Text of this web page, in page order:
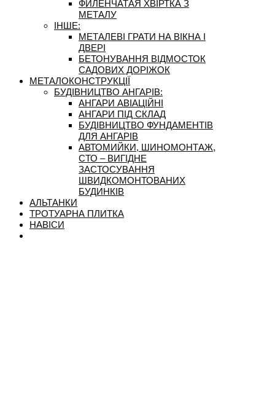
ФИЛЕНЧАТАЯ ХВІРТКА З
МЕТАЛУ
ІНШЕ:
МЕТАЛЕВІ ГРАТИ НА ВІКНА І
ДВЕРІ
БЕТОНУВАННЯ ВІДМОСТОК
САДОВИХ ДОРІЖОК
МЕТАЛОКОНСТРУКЦІЇ
БУДІВНИЦТВО АНГАРІВ:
АНГАРИ АВІАЦІЙНІ
АНГАРИ ПІД СКЛАД
БУДІВНИЦТВО ФУНДАМЕНТІВ
ДЛЯ АНГАРІВ
АВТОМИЙКИ, ШИНОМОНТАЖ,
СТО – ВИГІДНЕ
ЗАСТОСУВАННЯ
ШВИДКОМОНТОВАНИХ
БУДИНКІВ
АЛЬТАНКИ
ТРОТУАРНА ПЛИТКА
НАВІСИ